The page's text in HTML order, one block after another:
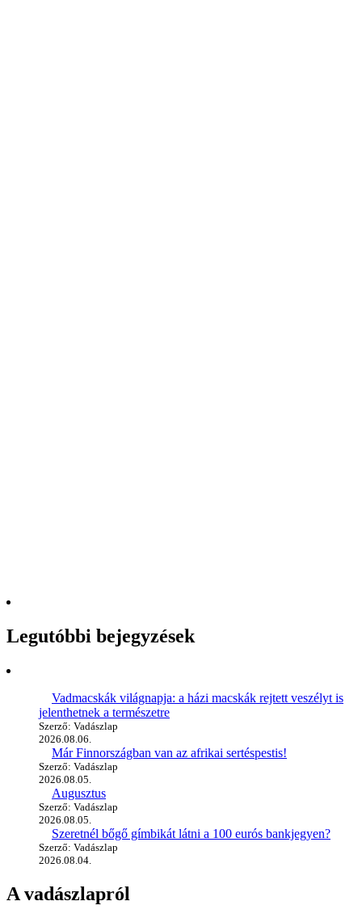
Legutóbbi bejegyzések
Vadmacskák világnapja: a házi macskák rejtett veszélyt is
jelenthetnek a természetre
Szerző: Vadászlap
2026.08.06.
Már Finnországban van az afrikai sertéspestis!
Szerző: Vadászlap
2026.08.05.
Augusztus
Szerző: Vadászlap
2026.08.05.
Szeretnél bőgő gímbikát látni a 100 eurós bankjegyen?
Szerző: Vadászlap
2026.08.04.
A vadászlapról